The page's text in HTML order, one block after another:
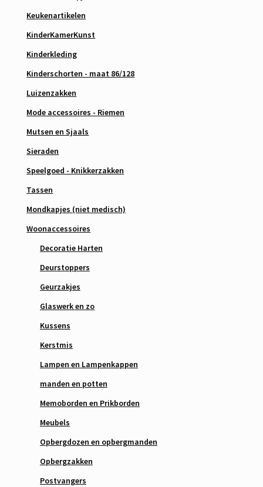
Keukenartikelen
KinderKamerKunst
Kinderkleding
Kinderschorten - maat 86/128
Luizenzakken
Mode accessoires - Riemen
Mutsen en Sjaals
Sieraden
Speelgoed - Knikkerzakken
Tassen
Mondkapjes (niet medisch)
Woonaccessoires
Decoratie Harten
Deurstoppers
Geurzakjes
Glaswerk en zo
Kussens
Kerstmis
Lampen en Lampenkappen
manden en potten
Memoborden en Prikborden
Meubels
Opbergdozen en opbergmanden
Opbergzakken
Postvangers